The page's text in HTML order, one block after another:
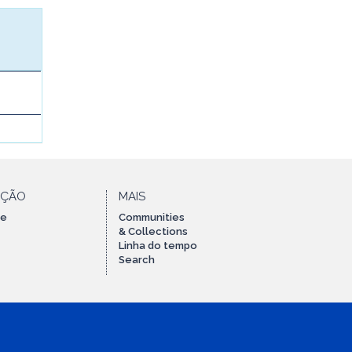
MAIS
Communities
& Collections
Linha do tempo
Search